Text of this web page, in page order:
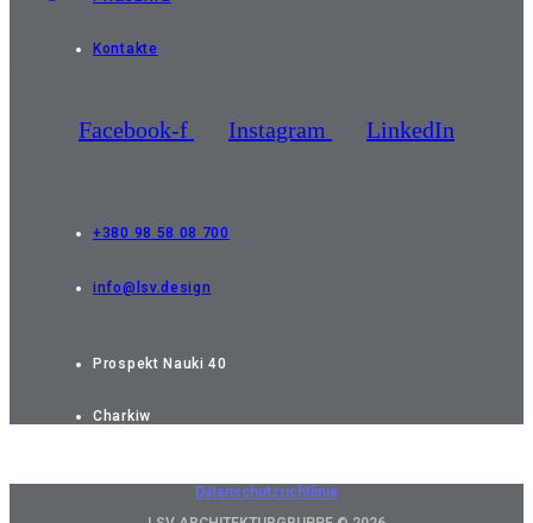
Kontakte
Facebook-f Instagram LinkedIn
+380 98 58 08 700
info@lsv.design
Prospekt Nauki 40
Charkiw
Datenschutzrichtlinie